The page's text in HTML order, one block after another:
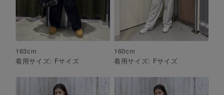
163cm
着用サイズ: Fサイズ
160cm
着用サイズ: Fサイズ